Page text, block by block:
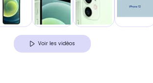
Voir les vidéos